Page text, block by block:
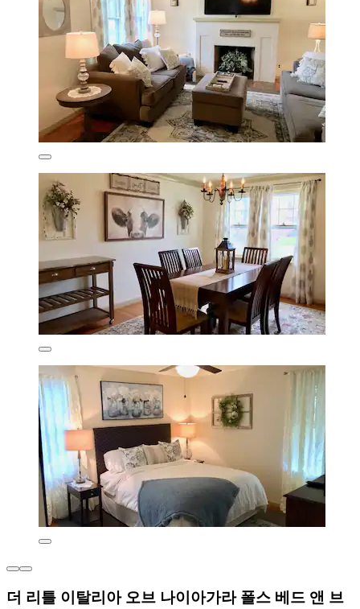
더 리틀 이탈리아 오브 나이아가라 폴스 베드 앤 브